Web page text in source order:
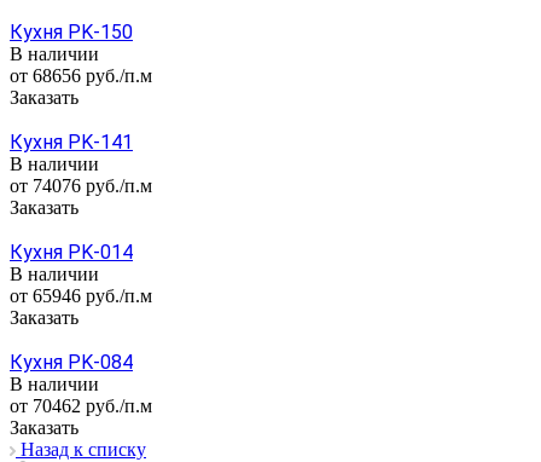
Кухня PK-150
В наличии
от 68656 руб./п.м
Заказать
Кухня PK-141
В наличии
от 74076 руб./п.м
Заказать
Кухня PK-014
В наличии
от 65946 руб./п.м
Заказать
Кухня PK-084
В наличии
от 70462 руб./п.м
Заказать
Назад к списку